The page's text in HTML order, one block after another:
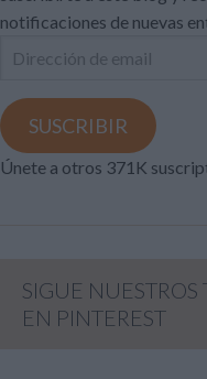
notificaciones de nuevas
Dirección
email
SUSCRIBIR
Únete a otros 371K
SIGUE NUESTROS
EN PINTEREST